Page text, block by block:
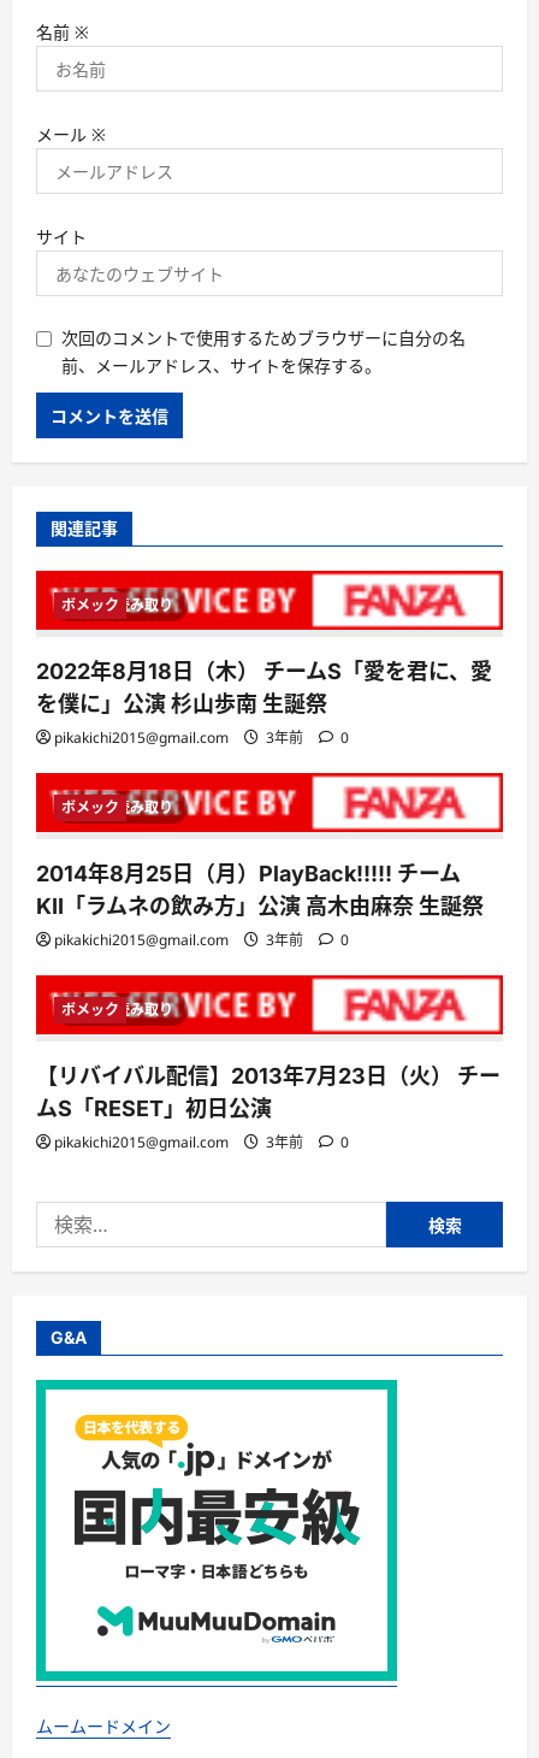
名前 ※
メール ※
サイト
次回のコメントで使用するためブラウザーに自分の名
前、メールアドレス、サイトを保存する。
関連記事
1 分読み取り
ボメック
2022年8月18日（木） チームS「愛を君に、愛
を僕に」公演 杉山歩南 生誕祭
pikakichi2015@gmail.com 3年前 0
1 分読み取り
ボメック
2014年8月25日（月）PlayBack!!!!! チーム
KII「ラムネの飲み方」公演 高木由麻奈 生誕祭
pikakichi2015@gmail.com 3年前 0
1 分読み取り
ボメック
【リバイバル配信】2013年7月23日（火） チー
ムS「RESET」初日公演
pikakichi2015@gmail.com 3年前 0
索:
G&A
ムームードメイン